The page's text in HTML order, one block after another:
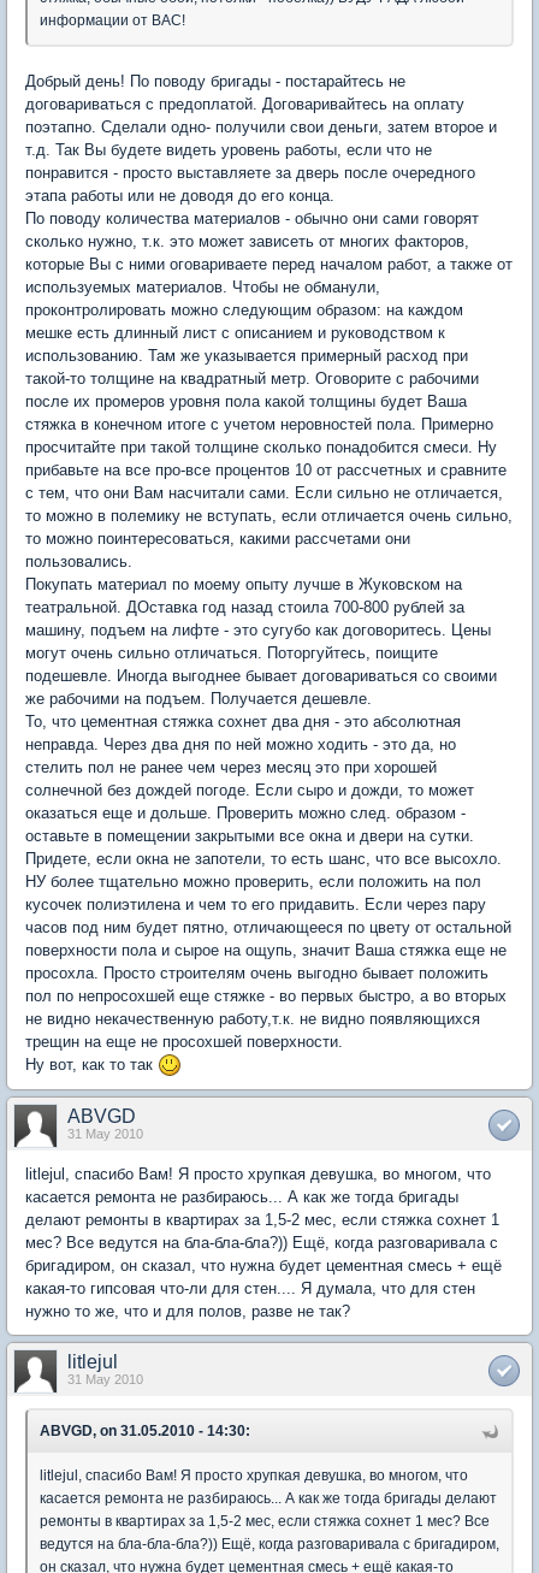
информации от ВАС!
Добрый день! По поводу бригады - постарайтесь не
договариваться с предоплатой. Договаривайтесь на оплату
поэтапно. Сделали одно- получили свои деньги, затем второе и
т.д. Так Вы будете видеть уровень работы, если что не
понравится - просто выставляете за дверь после очередного
этапа работы или не доводя до его конца.
По поводу количества материалов - обычно они сами говорят
сколько нужно, т.к. это может зависеть от многих факторов,
которые Вы с ними оговариваете перед началом работ, а также от
используемых материалов. Чтобы не обманули,
проконтролировать можно следующим образом: на каждом
мешке есть длинный лист с описанием и руководством к
использованию. Там же указывается примерный расход при
такой-то толщине на квадратный метр. Оговорите с рабочими
после их промеров уровня пола какой толщины будет Ваша
стяжка в конечном итоге с учетом неровностей пола. Примерно
просчитайте при такой толщине сколько понадобится смеси. Ну
прибавьте на все про-все процентов 10 от рассчетных и сравните
с тем, что они Вам насчитали сами. Если сильно не отличается,
то можно в полемику не вступать, если отличается очень сильно,
то можно поинтересоваться, какими рассчетами они
пользовались.
Покупать материал по моему опыту лучше в Жуковском на
театральной. ДОставка год назад стоила 700-800 рублей за
машину, подъем на лифте - это сугубо как договоритесь. Цены
могут очень сильно отличаться. Поторгуйтесь, поищите
подешевле. Иногда выгоднее бывает договариваться со своими
же рабочими на подъем. Получается дешевле.
То, что цементная стяжка сохнет два дня - это абсолютная
неправда. Через два дня по ней можно ходить - это да, но
стелить пол не ранее чем через месяц это при хорошей
солнечной без дождей погоде. Если сыро и дожди, то может
оказаться еще и дольше. Проверить можно след. образом -
оставьте в помещении закрытыми все окна и двери на сутки.
Придете, если окна не запотели, то есть шанс, что все высохло.
НУ более тщательно можно проверить, если положить на пол
кусочек полиэтилена и чем то его придавить. Если через пару
часов под ним будет пятно, отличающееся по цвету от остальной
поверхности пола и сырое на ощупь, значит Ваша стяжка еще не
просохла. Просто строителям очень выгодно бывает положить
пол по непросохшей еще стяжке - во первых быстро, а во вторых
не видно некачественную работу,т.к. не видно появляющихся
трещин на еще не просохшей поверхности.
Ну вот, как то так
ABVGD
31 May 2010
litlejul, спасибо Вам! Я просто хрупкая девушка, во многом, что
касается ремонта не разбираюсь... А как же тогда бригады
делают ремонты в квартирах за 1,5-2 мес, если стяжка сохнет 1
мес? Все ведутся на бла-бла-бла?)) Ещё, когда разговаривала с
бригадиром, он сказал, что нужна будет цементная смесь + ещё
какая-то гипсовая что-ли для стен.... Я думала, что для стен
нужно то же, что и для полов, разве не так?
litlejul
31 May 2010
ABVGD, on 31.05.2010 - 14:30:
litlejul, спасибо Вам! Я просто хрупкая девушка, во многом, что
касается ремонта не разбираюсь... А как же тогда бригады делают
ремонты в квартирах за 1,5-2 мес, если стяжка сохнет 1 мес? Все
ведутся на бла-бла-бла?)) Ещё, когда разговаривала с бригадиром,
он сказал, что нужна будет цементная смесь + ещё какая-то